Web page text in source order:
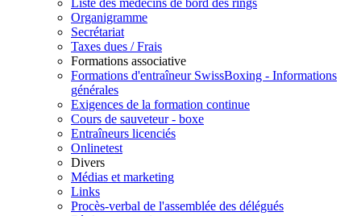
Liste des médecins de bord des rings
Organigramme
Secrétariat
Taxes dues / Frais
Formations associative
Formations d'entraîneur SwissBoxing - Informations
générales
Exigences de la formation continue
Cours de sauveteur - boxe
Entraîneurs licenciés
Onlinetest
Divers
Médias et marketing
Links
Procès-verbal de l'assemblée des délégués